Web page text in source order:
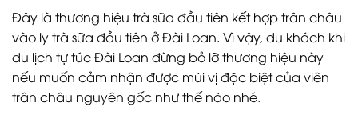
Đây là thương hiệu trà sữa đầu tiên kết hợp trân châu
vào ly trà sữa đầu tiên ở Đài Loan. Vì vậy, du khách khi
du lịch tự túc Đài Loan đừng bỏ lỡ thương hiệu này
nếu muốn cảm nhận được mùi vị đặc biệt của viên
trân châu nguyên gốc như thế nào nhé.